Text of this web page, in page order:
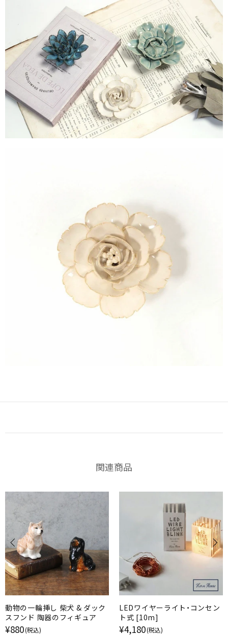
関連商品
動物の一輪挿し 柴犬 & ダック
スフンド 陶器のフィギュア
¥880(税込)
LEDワイヤーライト・コンセン
ト式 [10m]
¥4,180(税込)